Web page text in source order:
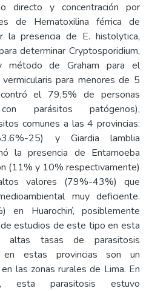
directo y concentración por
de Hematoxilina férrica de
la presencia de E. histolytica,
determinar Cryptosporidium,
método de Graham para el
para menores de 5
el 79,5% de personas
parásitos patógenos),
comunes a las 4 provincias:
25) y Giardia lamblia
la presencia de Entamoeba
(11% y 10% respectivamente)
valores (79%-43%) que
muy deficiente.
en Huarochirí, posiblemente
estudios de este tipo en esta
altas tasas de parasitosis
en estas provincias son un
las zonas rurales de Lima. En
esta parasitosis estuvo